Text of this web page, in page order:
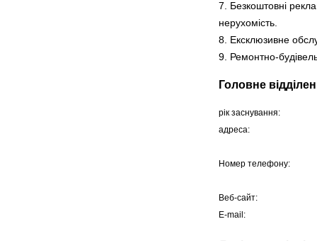
7. Безкоштовні
нерухомість.
8. Ексклюзивне
9. Ремонтно-
Головне
рік заснування:
адреса:
Номер телефону:
Веб-сайт:
E-mail: